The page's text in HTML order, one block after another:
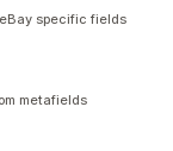
specific fields
metafields